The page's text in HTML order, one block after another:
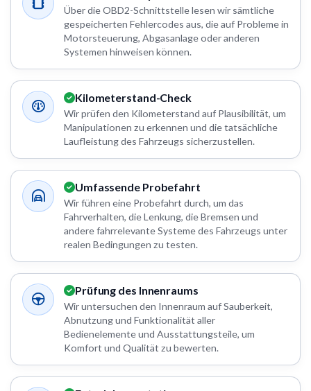
Über die OBD2-Schnittstelle lesen wir sämtliche
gespeicherten Fehlercodes aus, die auf Probleme in
Motorsteuerung, Abgasanlage oder anderen
Systemen hinweisen können.
Kilometerstand-Check
Wir prüfen den Kilometerstand auf Plausibilität, um
Manipulationen zu erkennen und die tatsächliche
Laufleistung des Fahrzeugs sicherzustellen.
Umfassende Probefahrt
Wir führen eine Probefahrt durch, um das
Fahrverhalten, die Lenkung, die Bremsen und
andere fahrrelevante Systeme des Fahrzeugs unter
realen Bedingungen zu testen.
Prüfung des Innenraums
Wir untersuchen den Innenraum auf Sauberkeit,
Abnutzung und Funktionalität aller
Bedienelemente und Ausstattungsteile, um
Komfort und Qualität zu bewerten.